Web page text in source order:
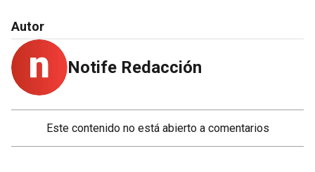
Autor
Notife Redacción
Este contenido no está abierto a comentarios